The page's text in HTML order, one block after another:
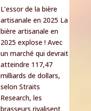
L’essor de la bière
artisanale en 2025 La
bière artisanale en
2025 explose ! Avec
un marché qui devrait
atteindre 117,47
milliards de dollars,
selon Straits
Research, les
brasseurs rivalisent